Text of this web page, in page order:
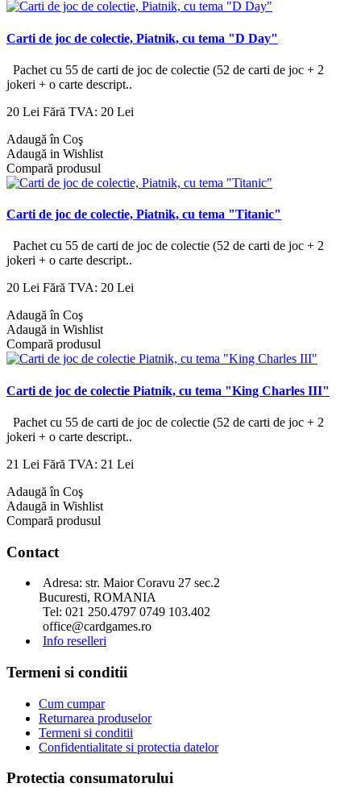
Carti de joc de colectie, Piatnik, cu tema "D Day"
Pachet cu 55 de carti de joc de colectie (52 de carti de joc + 2
jokeri + o carte descript..
20 Lei Fără TVA: 20 Lei
Adaugă în Coş
Adaugă in Wishlist
Compară produsul
Carti de joc de colectie, Piatnik, cu tema "Titanic"
Pachet cu 55 de carti de joc de colectie (52 de carti de joc + 2
jokeri + o carte descript..
20 Lei Fără TVA: 20 Lei
Adaugă în Coş
Adaugă in Wishlist
Compară produsul
Carti de joc de colectie Piatnik, cu tema "King Charles III"
Pachet cu 55 de carti de joc de colectie (52 de carti de joc + 2
jokeri + o carte descript..
21 Lei Fără TVA: 21 Lei
Adaugă în Coş
Adaugă in Wishlist
Compară produsul
Contact
Adresa: str. Maior Coravu 27 sec.2
Bucuresti, ROMANIA
Tel: 021 250.4797 0749 103.402
office@cardgames.ro
Info reselleri
Termeni si conditii
Cum cumpar
Returnarea produselor
Termeni si conditii
Confidentialitate si protectia datelor
Protectia consumatorului